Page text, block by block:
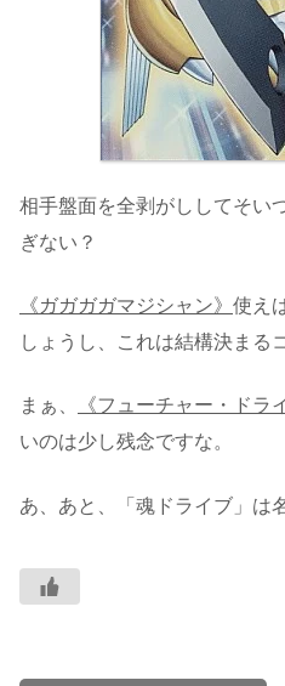
相手盤面を全剥がししてそい
ぎない？
《ガガガガマジシャン》 使え
しょうし、これは結構決まる
まぁ、 《フューチャー・ドラ
いのは少し残念ですな。
あ、あと、「魂ドライブ」は